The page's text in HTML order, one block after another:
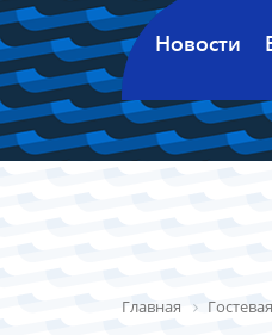
Новости
Главная Гостевая